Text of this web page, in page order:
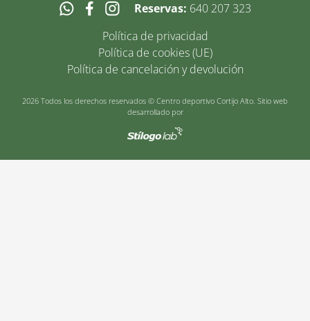
Reservas: 640 207 323
Política de privacidad
Política de cookies (UE)
Política de cancelación y devolución
2026 Todos los derechos reservados © Centro deportivo Cortijo Alto. Sitio web
desarrollado por